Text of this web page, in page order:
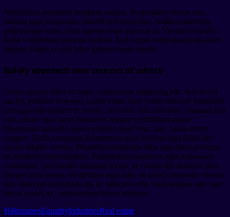
Vestibulum hendrerit hendrerit magna. Suspendisse lectus erat,
ultrices eget lectus quis, blandit efficitur tortor. Nullam interdum
pellentesque urna, vitae egestas enim placerat at. Vivamus sodales
nulla vestibulum rhoncus facilisis. Sed cursus vehicula nisl sit amet
laoreet. Etiam eu nisl vitae ipsum ornare mollis.
Boldly approach new sources of advice
Lorem ipsum dolor sit amet, consectetur adipiscing elit. Sed at nisi
auctor, porttitor eros nec, varius enim. Orci varius natoque penatibus
et magnis dis parturient montes, nascetur ridiculus mus. Aliquam nisl
erat, ornare quis lacus hendrerit, tempor vestibulum augue.
Maecenas convallis diam eu nibh consectetur, quis varius tortor
congue. Nulla consequat fermentum arcu. Nullam eget dolor nec
ipsum aliquet viverra. Phasellus malesuada felis eget diam pretium,
ut hendrerit tortor dapibus. Pellentesque mattis ex eget malesuada
consequat. Sed blandit tincidunt lectus, at viverra dui rhoncus quis.
Integer urna massa, vestibulum eget odio sit amet, commodo viverra
dui. Nam vel malesuada mi, ac ultricies velit. Nam semper ante eget
purus mattis, et condimentum lorem ultricies.
BillionairesEqualityIndustriesReal estate